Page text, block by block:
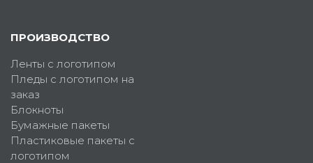
ПРОИЗВОДСТВО
Ленты с логотипом
Пледы с логотипом на
заказ
Блокноты
Бумажные пакеты
Пластиковые пакеты с
логотипом